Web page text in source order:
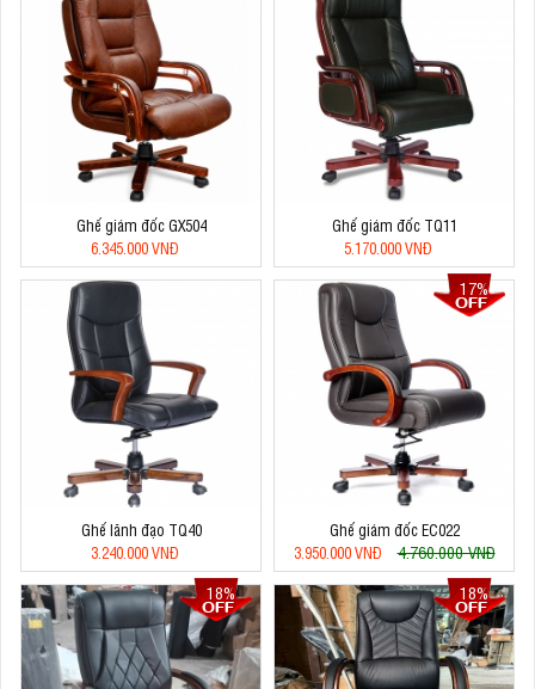
Ghế giám đốc GX504
6.345.000 VNĐ
Ghế giám đốc TQ11
5.170.000 VNĐ
Ghế lãnh đạo TQ40
3.240.000 VNĐ
17%
Ghế giám đốc EC022
3.950.000 VNĐ
4.760.000 VNĐ
18%
18%